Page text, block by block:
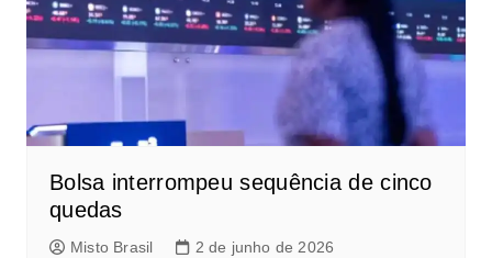
Bolsa interrompeu sequência de cinco
quedas
Misto Brasil 2 de junho de 2026